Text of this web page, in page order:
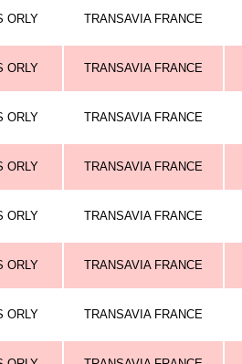
ORLY TRANSAVIA FRANCE
ORLY TRANSAVIA FRANCE
ORLY TRANSAVIA FRANCE
ORLY TRANSAVIA FRANCE
ORLY TRANSAVIA FRANCE
ORLY TRANSAVIA FRANCE
ORLY TRANSAVIA FRANCE